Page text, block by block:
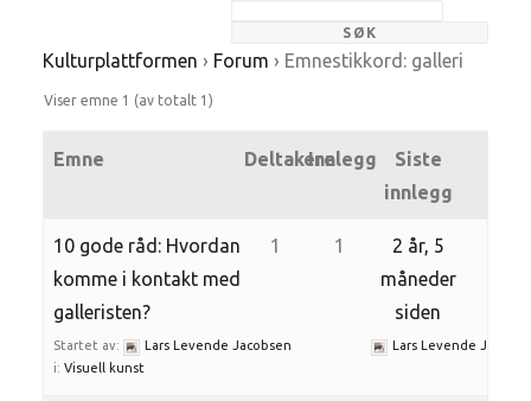
Kulturplattformen › Forum › Emnestikkord: galleri
Viser emne 1 (av totalt 1)
Emne DeltakereInnlegg
Siste
innlegg
10 gode råd: Hvordan
komme i kontakt med
galleristen?
Startet av:
Lars Levende Jacobsen
i: Visuell kunst
1 1
2 år, 5
måneder
siden
Lars Levende